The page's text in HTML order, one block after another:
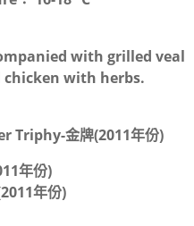
with grilled veal
with herbs.
Triphy-金牌(2011年份)
年份)
年份)